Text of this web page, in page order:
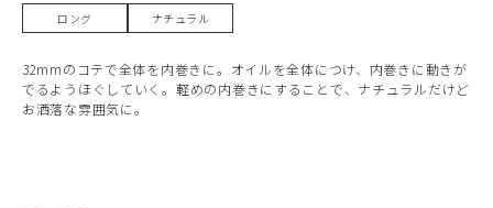
MENU
SHOP&STAFF
COUPON
ロング ナチュラル
32mmのコテで全体を内巻きに。オイルを全体につけ、内巻きに動きが
でるようほぐしていく。軽めの内巻きにすることで、ナチュラルだけど
お洒落な雰囲気に。